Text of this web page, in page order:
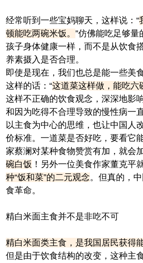
经常听到一些宝妈聊天，这样说：“
顿能吃两碗米饭。 ”仿佛能吃足够量
孩子身体健康一样，而不是从饮食
养素摄入是否合理。
即使是现在，我们也总是能一些美
这样的话：“这道菜这样做，能吃六
这样不正确的饮食观念，深深地影
和因为吃得不合理导致的慢性病一
以主食为中心的思维，也让中国人
价标准。一道菜是否好吃，要看它
家蔡澜对某种食物赞赏有加，就会
碗白饭 ！另外一位美食作家董克平
种“饭和菜”的二元观念。但真的，
食革命。
精白米面主食并不是非吃不可
精白米面类主食，是我国居民获得
但是由于饮食结构的改变，这种主